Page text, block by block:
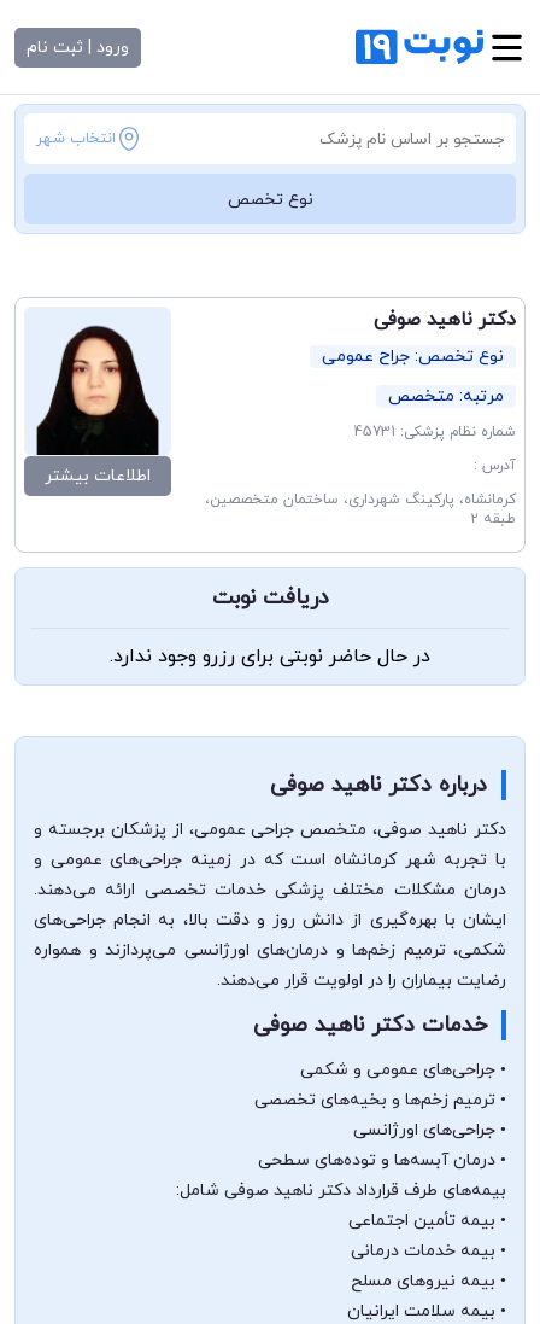
ورود | ثبت نام
انتخاب شهر
نوع تخصص
دکتر ناهید صوفی
نوع تخصص: جراح عمومی
مرتبه: متخصص
شماره نظام پزشکی: 45731
آدرس :
کرمانشاه، پارکینگ شهرداری، ساختمان متخصصین،
طبقه ۲
اطلاعات بیشتر
دریافت نوبت
در حال حاضر نوبتی برای رزرو وجود ندارد.
درباره دکتر ناهید صوفی
دکتر ناهید صوفی، متخصص جراحی عمومی، از پزشکان برجسته و
با تجربه شهر کرمانشاه است که در زمینه جراحی‌های عمومی و
درمان مشکلات مختلف پزشکی خدمات تخصصی ارائه می‌دهند.
ایشان با بهره‌گیری از دانش روز و دقت بالا، به انجام جراحی‌های
شکمی، ترمیم زخم‌ها و درمان‌های اورژانسی می‌پردازند و همواره
رضایت بیماران را در اولویت قرار می‌دهند.
خدمات دکتر ناهید صوفی
• جراحی‌های عمومی و شکمی
• ترمیم زخم‌ها و بخیه‌های تخصصی
• جراحی‌های اورژانسی
• درمان آبسه‌ها و توده‌های سطحی
بیمه‌های طرف قرارداد دکتر ناهید صوفی شامل:
• بیمه تأمین اجتماعی
• بیمه خدمات درمانی
• بیمه نیروهای مسلح
• بیمه سلامت ایرانیان